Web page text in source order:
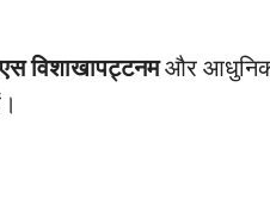
विशाखापट्टनमऔर आधुनिक